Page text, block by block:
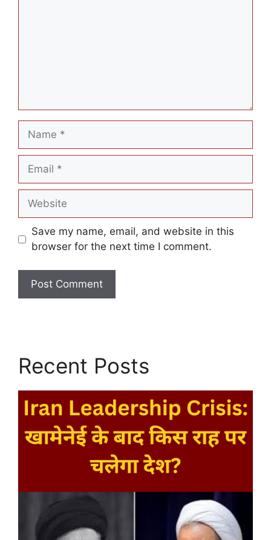
Name
Email
Website
Save my name, email, and website in this
browser for the next time I comment.
Recent Posts